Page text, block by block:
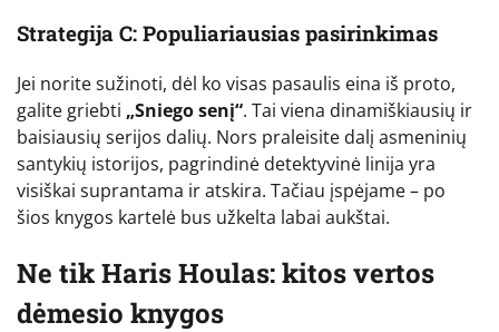
Strategija C: Populiariausias pasirinkimas
Jei norite sužinoti, dėl ko visas pasaulis eina iš proto,
galite griebti „Sniego senį“. Tai viena dinamiškiausių ir
baisiausių serijos dalių. Nors praleisite dalį asmeninių
santykių istorijos, pagrindinė detektyvinė linija yra
visiškai suprantama ir atskira. Tačiau įspėjame – po
šios knygos kartelė bus užkelta labai aukštai.
Ne tik Haris Houlas: kitos vertos
dėmesio knygos